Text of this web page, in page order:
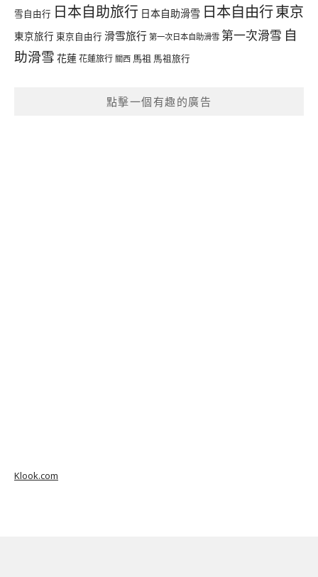
雪自由行 日本自助旅行 日本自助滑雪 日本自由行東京
東京旅行 東京自由行 滑雪旅行 第一次日本自助滑雪 第一次滑雪 自
助滑雪 花蓮花蓮旅行 關西 馬祖 馬祖旅行
點擊一個有趣的廣告
Klook.com